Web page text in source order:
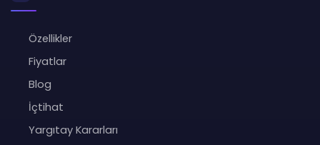
Özellikler
Fiyatlar
Blog
İçtihat
Yargıtay Kararları